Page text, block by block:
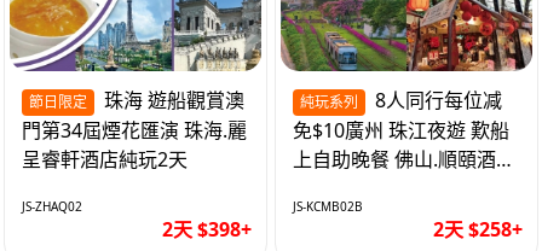
節日限定
門第34屆煙花匯演 珠海.麗
呈睿軒酒店純玩2天
JS-ZHAQ02
2天 $398+
純玩系列
免$10廣州 珠江夜遊 歎船
上自助晚餐 佛山.順頤酒店
JS-KCMB02B
2天 $258+